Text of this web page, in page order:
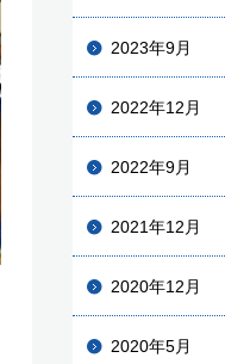
2023年9月
2022年12月
2022年9月
2021年12月
2020年12月
2020年5月